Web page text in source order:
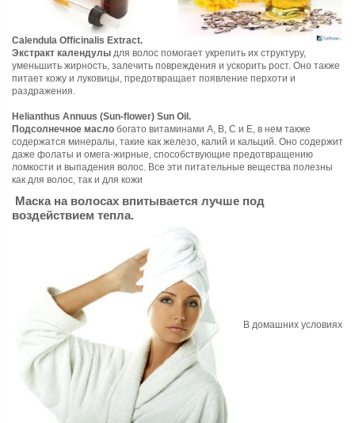
Calendula Officinalis Extract.
Экстракт календулы для волос помогает укрепить их структуру,
уменьшить жирность, залечить повреждения и ускорить рост. Оно также
питает кожу и луковицы, предотвращает появление перхоти и
раздражения.
Helianthus Annuus (Sun-flower) Sun Oil.
Подсолнечное масло богато витаминами A, B, C и E, в нем также
содержатся минералы, такие как железо, калий и кальций. Оно содержит
даже фолаты и омега-жирные, способствующие предотвращению
ломкости и выпадения волос. Все эти питательные вещества полезны
как для волос, так и для кожи
Маска на волосах впитывается лучше под
воздействием тепла.
В домашних условиях